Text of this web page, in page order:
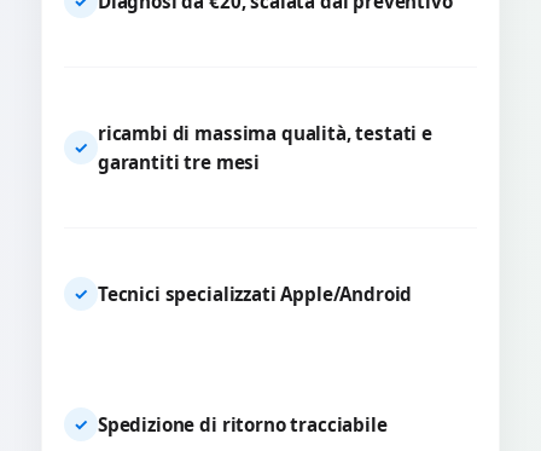
✓
ricambi di massima qualità, testati e
garantiti tre mesi
✓ Tecnici specializzati Apple/Android
✓ Spedizione di ritorno tracciabile